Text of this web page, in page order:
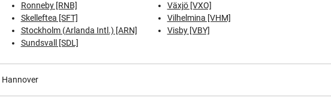
Ronneby [RNB]
Skelleftea [SFT]
Stockholm (Arlanda Intl.) [ARN]
Sundsvall [SDL]
Växjö [VXO]
Vilhelmina [VHM]
Visby [VBY]
Hannover